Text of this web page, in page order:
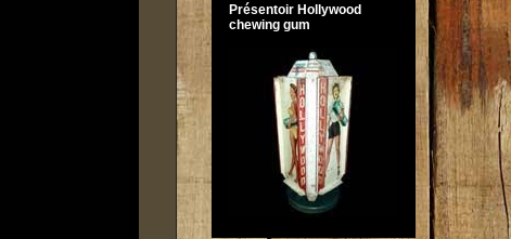
Présentoir Hollywood
chewing gum